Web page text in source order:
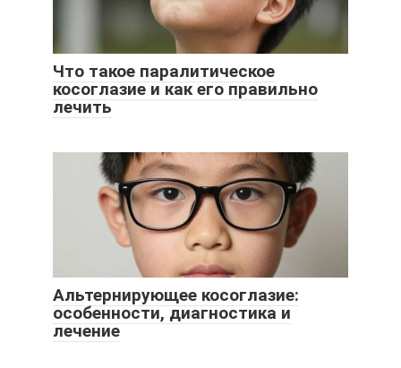
Что такое паралитическое
косоглазие и как его правильно
лечить
Альтернирующее косоглазие:
особенности, диагностика и
лечение